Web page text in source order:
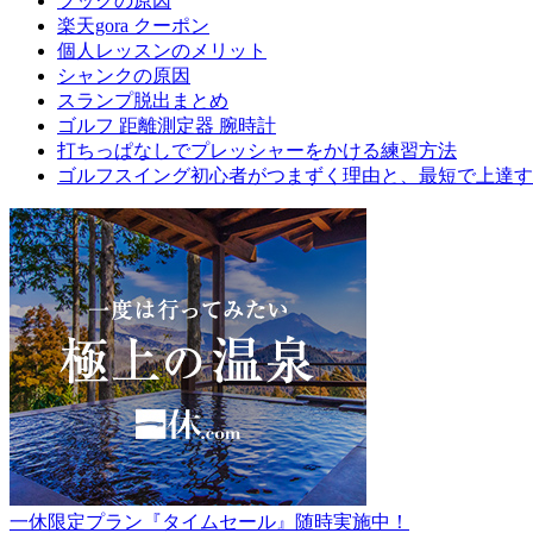
楽天gora クーポン
個人レッスンのメリット
シャンクの原因
スランプ脱出まとめ
ゴルフ 距離測定器 腕時計
打ちっぱなしでプレッシャーをかける練習方法
ゴルフスイング初心者がつまずく理由と、最短で上達
一休限定プラン『タイムセール』随時実施中！